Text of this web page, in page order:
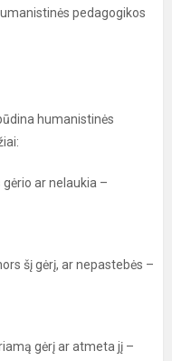
pedagogikos
humanistinės
ar nelaukia –
šį gėrį, ar nepastebės –
gėrį ar atmeta jį –